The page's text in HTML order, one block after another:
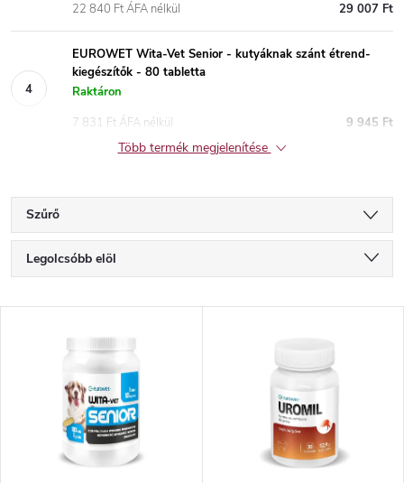
29 007 Ft
22 840 Ft ÁFA nélkül
EUROWET Wita-Vet Senior - kutyáknak szánt étrend-
kiegészítők - 80 tabletta
Raktáron
9 945 Ft
7 831 Ft ÁFA nélkül
Több termék megjelenítése
Szűrő
T
e
Legolcsóbb elöl